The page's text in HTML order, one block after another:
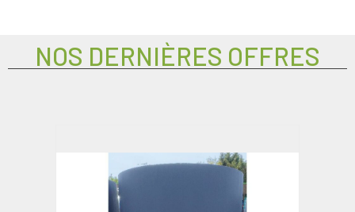
NOS DERNIÈRES OFFRES